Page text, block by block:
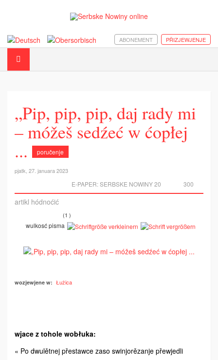
PŘIZJEWJENJE
ABONEMENT
„Pip, pip, pip, daj rady mi
– móžeš sedźeć w ćopłej
...
poručenje
pjatk, 27. januara 2023
300
E-PAPER:SERBSKE NOWINY 20
artikl hódnoćić
(1 )
wulkosć pisma
wozjewjene w: Łužica
wjace z tohole wobłuka:
« Po dwulětnej přestawce zaso swinjorězanje přewjedli